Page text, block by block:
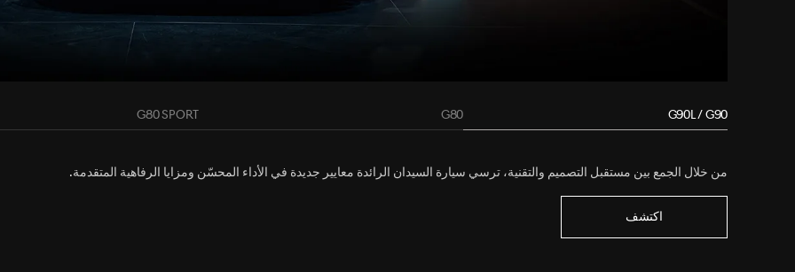
G90L / G90
G80
G80 SPORT
من خلال الجمع بين مستقبل التصميم والتقنية، ترسي سيارة السيدان الرائدة معايير جديدة في الأداء المحسّن ومزايا الرفاهية المتقدمة.
اكتشف